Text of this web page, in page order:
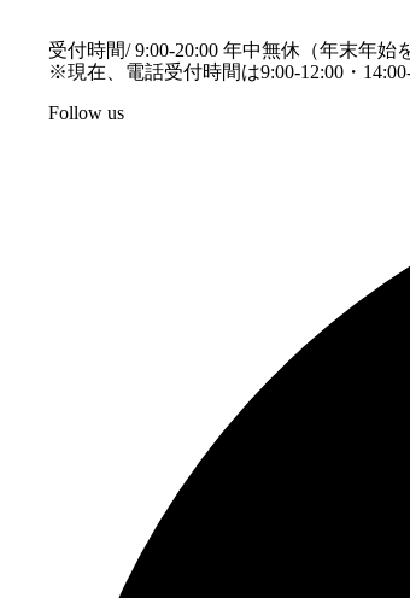
受付時間/ 9:00-20:00 年中無休（年末年始
※現在、電話受付時間は9:00-12:00・
Follow us